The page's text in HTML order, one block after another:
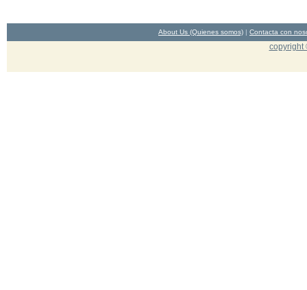
About Us (Quienes somos) Contacta con
copyright